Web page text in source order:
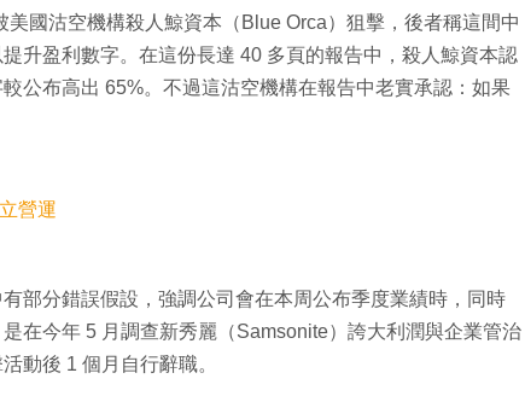
美國沽空機構殺人鯨資本（Blue Orca）狙擊，後者稱這間中
升盈利數字。在這份長達 40 多頁的報告中，殺人鯨資本認
公布高出 65%。不過這沽空機構在報告中老實承認：如果
營運
部分錯誤假設，強調公司會在本周公布季度業績時，同時
在今年 5 月調查新秀麗（Samsonite）誇大利潤與企業管治
動後 1 個月自行辭職。